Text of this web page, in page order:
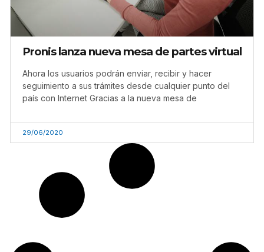
Pronis lanza nueva mesa de partes virtual
Ahora los usuarios podrán enviar, recibir y hacer
seguimiento a sus trámites desde cualquier punto del
país con Internet Gracias a la nueva mesa de
29/06/2020